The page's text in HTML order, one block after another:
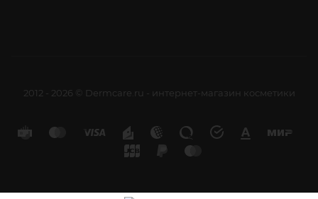
2012 - 2026 © Dermcare.ru - интернет-магазин косметики